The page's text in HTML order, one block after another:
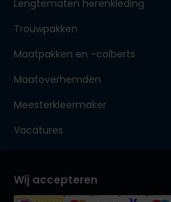
Lengtematen herenkleding
Trouwpakken
Maatpakken en -colberts
Maatoverhemden
Meesterkleermaker
Vacatures
Wij accepteren